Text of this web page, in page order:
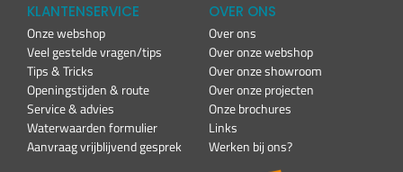
KLANTENSERVICE
Onze webshop
Veel gestelde vragen/tips
Tips & Tricks
Openingstijden & route
Service & advies
Waterwaarden formulier
Aanvraag vrijblijvend gesprek
OVER ONS
Over ons
Over onze webshop
Over onze showroom
Over onze projecten
Onze brochures
Links
Werken bij ons?